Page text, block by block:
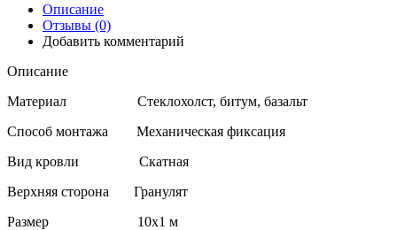
Описание
Отзывы (0)
Добавить комментарий
Описание
Материал Стеклохолст, битум, базальт
Способ монтажа Механическая фиксация
Вид кровли Скатная
Верхняя сторона Гранулят
Размер 10х1 м